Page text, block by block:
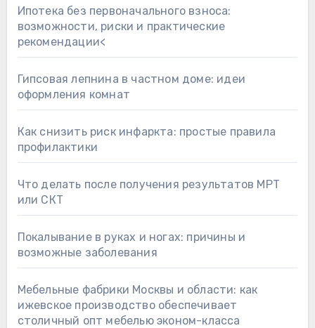
Ипотека без первоначального взноса:
возможности, риски и практические
рекомендации<
Гипсовая лепнина в частном доме: идеи
оформления комнат
Как снизить риск инфаркта: простые правила
профилактики
Что делать после получения результатов МРТ
или СКТ
Покалывание в руках и ногах: причины и
возможные заболевания
Мебельные фабрики Москвы и области: как
ижевское производство обеспечивает
столичный опт мебелью эконом-класса